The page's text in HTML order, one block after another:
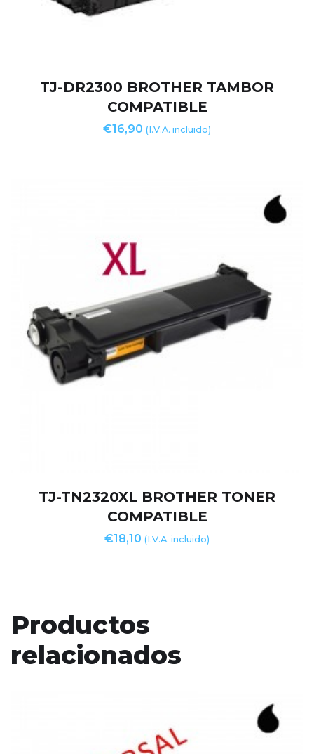
TJ-DR2300 BROTHER TAMBOR
COMPATIBLE
€16,90 (I.V.A. incluido)
TJ-TN2320XL BROTHER TONER
COMPATIBLE
€18,10 (I.V.A. incluido)
Productos
relacionados